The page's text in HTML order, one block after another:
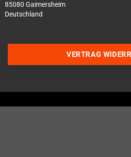
85080 Gaimersheim
Deutschland
VERTRAG